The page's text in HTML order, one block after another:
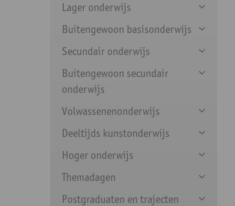
Lager onderwijs
Buitengewoon basisonderwijs
Secundair onderwijs
Buitengewoon secundair
onderwijs
Volwassenenonderwijs
Deeltijds kunstonderwijs
Hoger onderwijs
Themadagen
Postgraduaten en trajecten